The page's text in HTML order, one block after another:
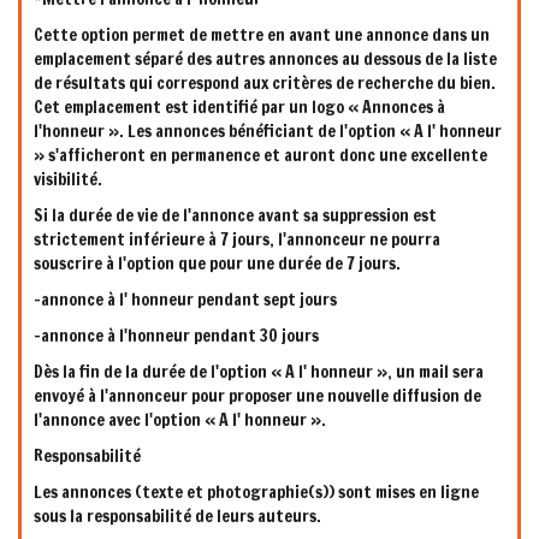
Cette option permet de mettre en avant une annonce dans un
emplacement séparé des autres annonces au dessous de la liste
de résultats qui correspond aux critères de recherche du bien.
Cet emplacement est identifié par un logo « Annonces à
l'honneur ». Les annonces bénéficiant de l'option « A l' honneur
» s'afficheront en permanence et auront donc une excellente
visibilité.
Si la durée de vie de l'annonce avant sa suppression est
strictement inférieure à 7 jours, l'annonceur ne pourra
souscrire à l'option que pour une durée de 7 jours.
-annonce à l' honneur pendant sept jours
-annonce à l'honneur pendant 30 jours
Dès la fin de la durée de l'option « A l' honneur », un mail sera
envoyé à l'annonceur pour proposer une nouvelle diffusion de
l'annonce avec l'option « A l' honneur ».
Responsabilité
Les annonces (texte et photographie(s)) sont mises en ligne
sous la responsabilité de leurs auteurs.